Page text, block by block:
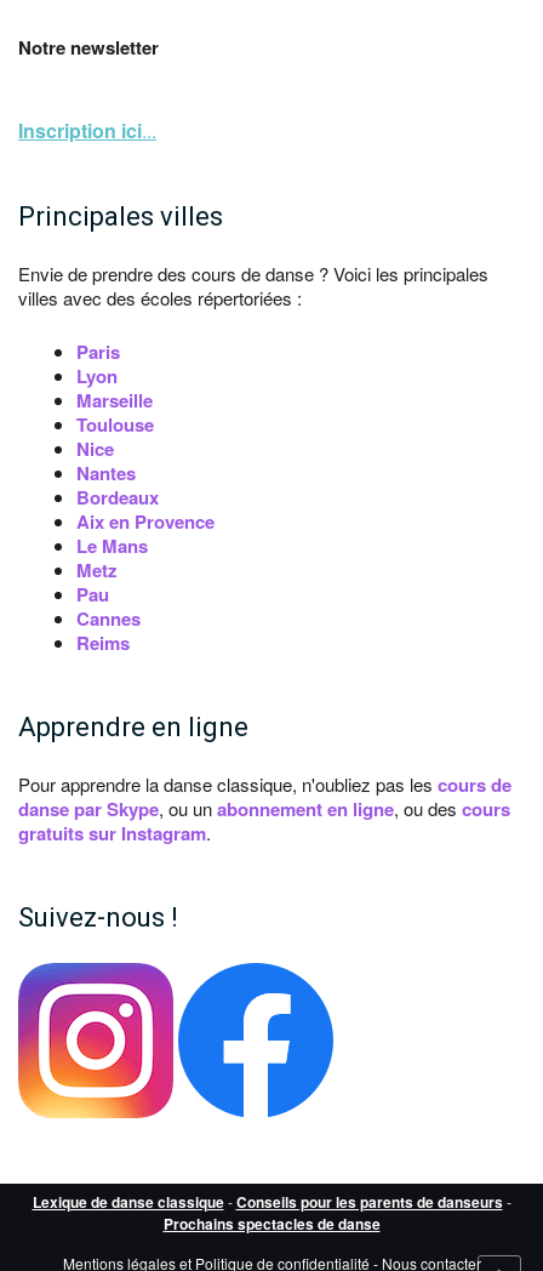
Notre newsletter
Inscription ici...
Principales villes
Envie de prendre des cours de danse ? Voici les principales
villes avec des écoles répertoriées :
Paris
Lyon
Marseille
Toulouse
Nice
Nantes
Bordeaux
Aix en Provence
Le Mans
Metz
Pau
Cannes
Reims
Apprendre en ligne
Pour apprendre la danse classique, n'oubliez pas les cours de
danse par Skype, ou unabonnement en ligne, ou des cours
gratuits sur Instagram.
Suivez-nous !
Lexique de danse classique-Conseils pour les parents de danseurs-
Prochains spectacles de danse
Mentions légales et Politique de confidentialité - Nous contacter